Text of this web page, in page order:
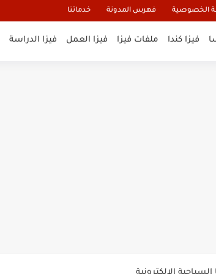
الخصوصية فهرس المدونة خدماتنا
فيزا كندا ملفات فيزا فيزا العمل فيزا الدراسة